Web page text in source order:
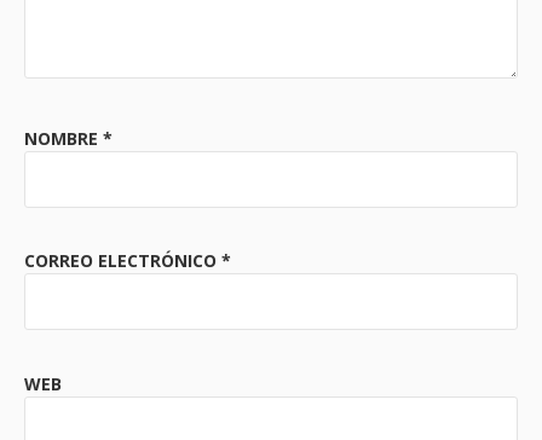
NOMBRE *
CORREO ELECTRÓNICO *
WEB